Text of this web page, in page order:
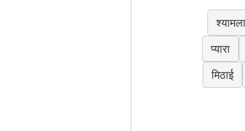
श्यामला
प्यारा
मिठाई